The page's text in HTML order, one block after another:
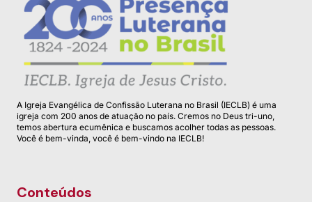
A Igreja Evangélica de Confissão Luterana no Brasil (IECLB) é uma
igreja com 200 anos de atuação no país. Cremos no Deus tri-uno,
temos abertura ecumênica e buscamos acolher todas as pessoas.
Você é bem-vinda, você é bem-vindo na IECLB!
Conteúdos